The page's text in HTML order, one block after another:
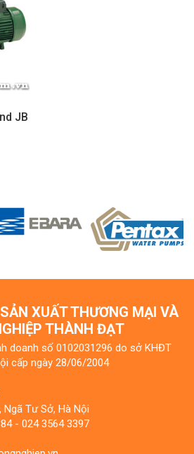
JB
XUẤT THƯƠNG MẠI VÀ
THÀNH ĐẠT
doanh số 0102031296 do sở KHĐT
cấp ngày 28/06/2004
Tư Sở, Hà Nội
- 024 3564 3397